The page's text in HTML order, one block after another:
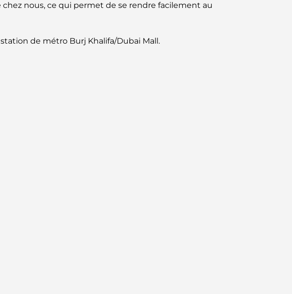
chez nous, ce qui permet de se rendre facilement au
de métro Burj Khalifa/Dubai Mall.